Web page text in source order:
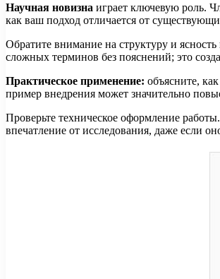
Научная новизна играет ключевую роль.
как ваш подход отличается от
Обратите внимание на структуру и
сложных терминов без пояснений; это
Практическое применение: объясните,
пример внедрения может значительно
Проверьте техническое оформление
впечатление от исследования, даже если